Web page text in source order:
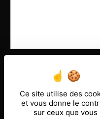
Ce site utilise des
et vous donne le
sur ceux que vous
Combien font deux plus
En cochant cette